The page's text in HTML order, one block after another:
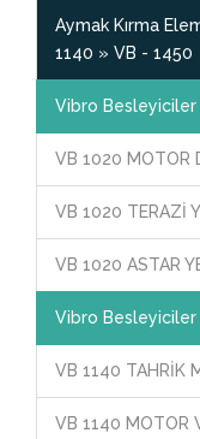
Aymak Kırma
1140 » VB - 1450
Vibro Besleyiciler
VB 1020 MOTOR
VB 1020 TERAZİ
VB 1020 ASTAR
Vibro Besleyiciler
VB 1140 TAHRİK
VB 1140 MOTOR